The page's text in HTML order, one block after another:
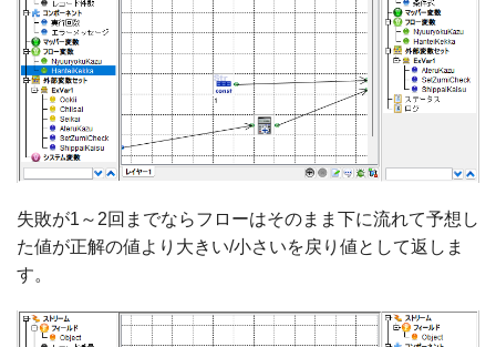
失敗が1～2回までならフローはそのまま下に流れて予想し
た値が正解の値より大きい/小さいを戻り値として返しま
す。